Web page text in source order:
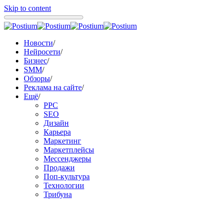
Skip to content
Новости/
Нейросети/
Бизнес/
SMM/
Обзоры/
Реклама на сайте/
Ещё/
PPC
SEO
Дизайн
Карьера
Маркетинг
Маркетплейсы
Мессенджеры
Продажи
Поп-культура
Технологии
Трибуна